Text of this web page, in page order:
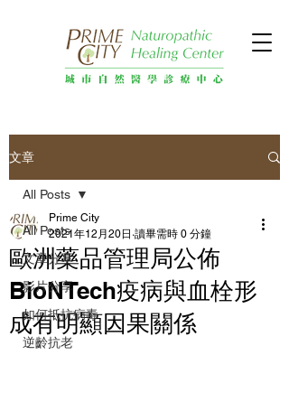
文章
All Posts
文章分享
影片分享
如何抵抗病毒
逆齡抗老
All Posts
歐洲藥品管理局公佈
BioNTech疫病與血栓形
成有明顯因果關係
Prime City
2021年12月20日 讀畢需時 0 分鐘